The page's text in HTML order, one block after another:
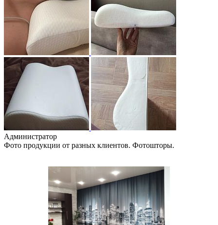
Администратор
Фото продукции от разных клиентов. Фотошторы.